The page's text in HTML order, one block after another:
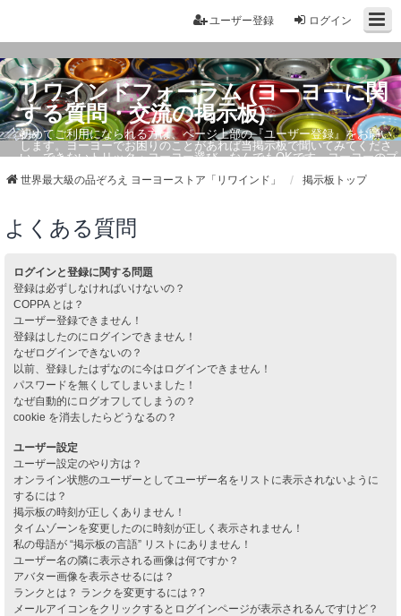
ログイン
ユーザー登録
リワインドフォーラム (ヨーヨーに関
する質問・交流の掲示板)
初めてご利用になられる方は、ページ上部の『ユーザー登録』をお願い
します。ヨーヨーでお困りのことがあれば当掲示板で聞いてみてくださ
い。できないトリック・ヨーヨー選び、なんでもOKです。ヨーヨーのプ
世界最大級の品ぞろえ ヨーヨーストア「リワインド」 掲示板トップ
よくある質問
ログインと登録に関する問題
登録は必ずしなければいけないの？
COPPA とは？
ユーザー登録できません！
登録はしたのにログインできません！
なぜログインできないの？
以前、登録したはずなのに今はログインできません！
パスワードを無くしてしまいました！
なぜ自動的にログオフしてしまうの？
cookie を消去したらどうなるの？
ユーザー設定
ユーザー設定のやり方は？
オンライン状態のユーザーとしてユーザー名をリストに表示されないように
するには？
掲示板の時刻が正しくありません！
タイムゾーンを変更したのに時刻が正しく表示されません！
私の母語が “掲示板の言語” リストにありません！
ユーザー名の隣に表示される画像は何ですか？
アバター画像を表示させるには？
ランクとは？ ランクを変更するには？?
メールアイコンをクリックするとログインページが表示されるんですけど？